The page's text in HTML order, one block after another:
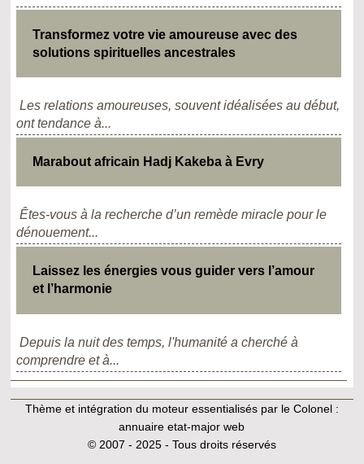
Transformez votre vie amoureuse avec des
solutions spirituelles ancestrales
Les relations amoureuses, souvent idéalisées au début,
ont tendance à...
Marabout africain Hadj Kakeba à Evry
Êtes-vous à la recherche d’un remède miracle pour le
dénouement...
Laissez les énergies vous guider vers l’amour
et l’harmonie
Depuis la nuit des temps, l'humanité a cherché à
comprendre et à...
Thème et intégration du moteur essentialisés par le Colonel :
annuaire etat-major web
© 2007 - 2025 - Tous droits réservés